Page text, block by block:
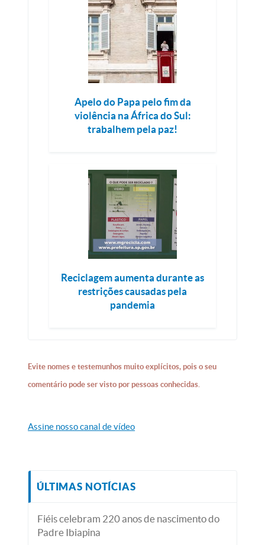
Apelo do Papa pelo fim da
violência na África do Sul:
trabalhem pela paz!
Reciclagem aumenta durante as
restrições causadas pela
pandemia
Evite nomes e testemunhos muito explícitos, pois o seu
comentário pode ser visto por pessoas conhecidas.
Assine nosso canal de vídeo
ÚLTIMAS NOTÍCIAS
Fiéis celebram 220 anos de nascimento do
Padre Ibiapina